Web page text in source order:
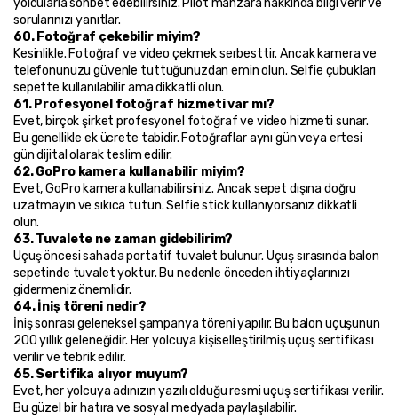
yolcularla sohbet edebilirsiniz. Pilot manzara hakkında bilgi verir ve
sorularınızı yanıtlar.
60. Fotoğraf çekebilir miyim?
Kesinlikle. Fotoğraf ve video çekmek serbesttir. Ancak kamera ve
telefonunuzu güvenle tuttuğunuzdan emin olun. Selfie çubukları
sepette kullanılabilir ama dikkatli olun.
61. Profesyonel fotoğraf hizmeti var mı?
Evet, birçok şirket profesyonel fotoğraf ve video hizmeti sunar.
Bu genellikle ek ücrete tabidir. Fotoğraflar aynı gün veya ertesi
gün dijital olarak teslim edilir.
62. GoPro kamera kullanabilir miyim?
Evet, GoPro kamera kullanabilirsiniz. Ancak sepet dışına doğru
uzatmayın ve sıkıca tutun. Selfie stick kullanıyorsanız dikkatli
olun.
63. Tuvalete ne zaman gidebilirim?
Uçuş öncesi sahada portatif tuvalet bulunur. Uçuş sırasında balon
sepetinde tuvalet yoktur. Bu nedenle önceden ihtiyaçlarınızı
gidermeniz önemlidir.
64. İniş töreni nedir?
İniş sonrası geleneksel şampanya töreni yapılır. Bu balon uçuşunun
200 yıllık geleneğidir. Her yolcuya kişiselleştirilmiş uçuş sertifikası
verilir ve tebrik edilir.
65. Sertifika alıyor muyum?
Evet, her yolcuya adınızın yazılı olduğu resmi uçuş sertifikası verilir.
Bu güzel bir hatıra ve sosyal medyada paylaşılabilir.